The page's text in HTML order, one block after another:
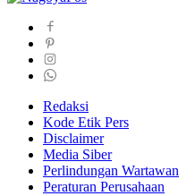
Redaksi
Kode Etik Pers
Disclaimer
Media Siber
Perlindungan Wartawan
Peraturan Perusahaan